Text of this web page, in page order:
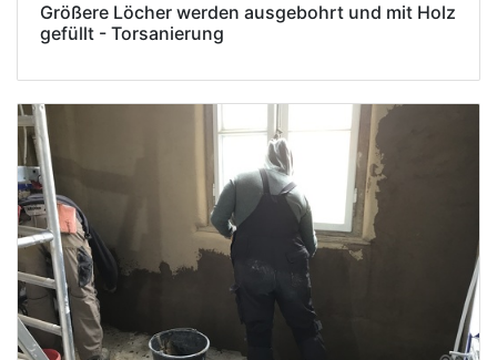
Größere Löcher werden ausgebohrt und mit Holz
gefüllt - Torsanierung